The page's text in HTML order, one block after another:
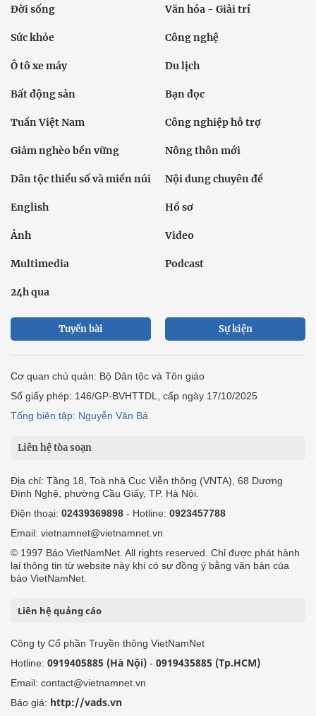
Đời sống Văn hóa - Giải trí
Sức khỏe Công nghệ
Ô tô xe máy Du lịch
Bất động sản Bạn đọc
Tuần Việt Nam Công nghiệp hỗ trợ
Giảm nghèo bền vững Nông thôn mới
Dân tộc thiểu số và miền núi Nội dung chuyên đề
English Hồ sơ
Ảnh Video
Multimedia Podcast
24h qua
Tuyến bài Sự kiện
Cơ quan chủ quản: Bộ Dân tộc và Tôn giáo
Số giấy phép: 146/GP-BVHTTDL, cấp ngày 17/10/2025
Tổng biên tập: Nguyễn Văn Bá
Liên hệ tòa soạn
Địa chỉ: Tầng 18, Toà nhà Cục Viễn thông (VNTA), 68 Dương
Đình Nghệ, phường Cầu Giấy, TP. Hà Nội.
Điện thoại: 02439369898 - Hotline: 0923457788
Email: vietnamnet@vietnamnet.vn
© 1997 Báo VietNamNet. All rights reserved. Chỉ được phát hành
lại thông tin từ website này khi có sự đồng ý bằng văn bản của
báo VietNamNet.
Liên hệ quảng cáo
Công ty Cổ phần Truyền thông VietNamNet
Hotline: 0919405885 (Hà Nội) - 0919435885 (Tp.HCM)
Email: contact@vietnamnet.vn
Báo giá: http://vads.vn